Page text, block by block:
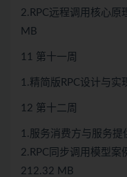
2.RPC远程调用核心原
MB
11 第十一周
1.精简版RPC设计与
12 第十二周
1.服务消费方与服务
2.RPC同步调用模型案
212.32 MB